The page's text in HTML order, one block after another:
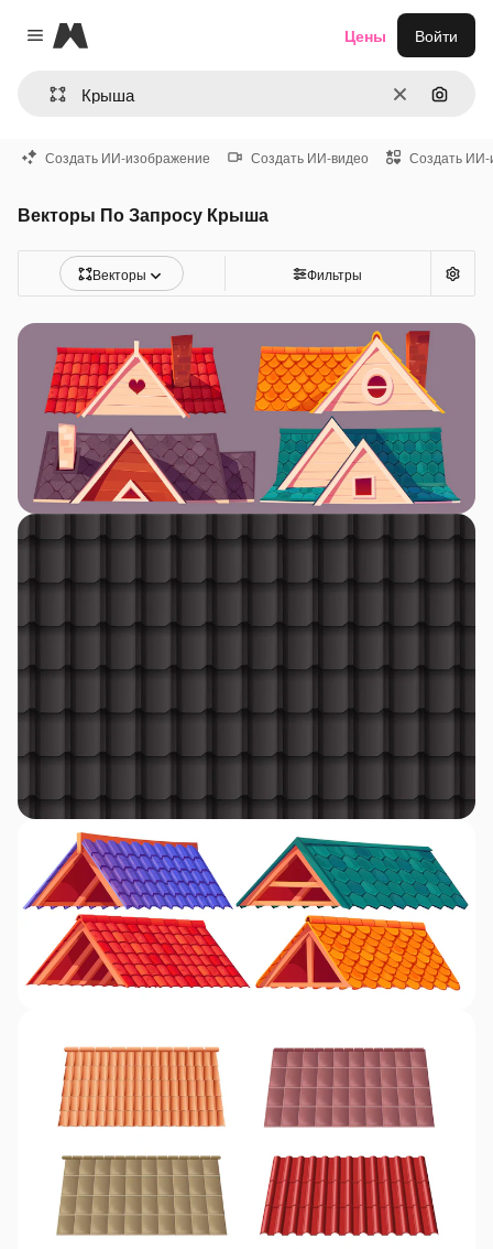
Close menu
Magnific
ОчиститьПоиск
Цены Войти
Создать ИИ-изображение Создать ИИ-видео Создать ИИ-
Векторы По Запросу Крыша
Векторы Фильтры